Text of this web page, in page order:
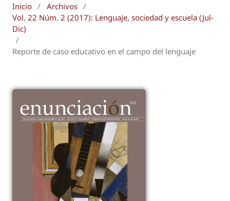
Inicio / Archivos /
Vol. 22 Núm. 2 (2017): Lenguaje, sociedad y escuela (Jul-
Dic)
/
Reporte de caso educativo en el campo del lenguaje